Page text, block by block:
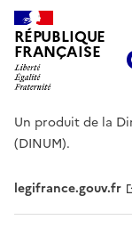
RÉPUBLIQUE
FRANÇAISE
Un produit de la
(DINUM).
legifrance.gouv.fr